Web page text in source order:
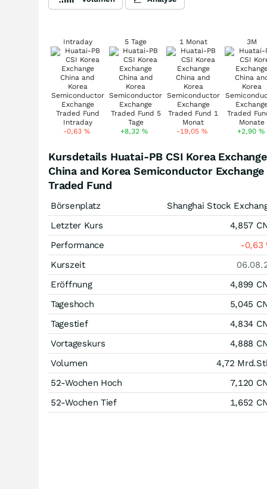
Intraday
-0,63 %
5 Tage
+8,32%
1 Monat
-19,05%
3M
+2,90 %
Kursdetails Huatai-PB CSI Korea Exchange
China and Korea Semiconductor Exchange
Traded Fund
Börsenplatz
Shanghai Stock
Letzter Kurs
4,857
Performance
-0,63
Kurszeit
Eröffnung
4,899
Tageshoch
5,045
Tagestief
4,834
Vortageskurs
4,888
Volumen
4,72 Mrd.
52-Wochen Hoch
7,120
52-Wochen Tief
1,652